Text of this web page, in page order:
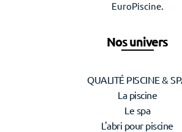
EuroPiscine.
Nos univers
QUALITÉ PISCINE &
La piscine
Le spa
L'abri pour piscine